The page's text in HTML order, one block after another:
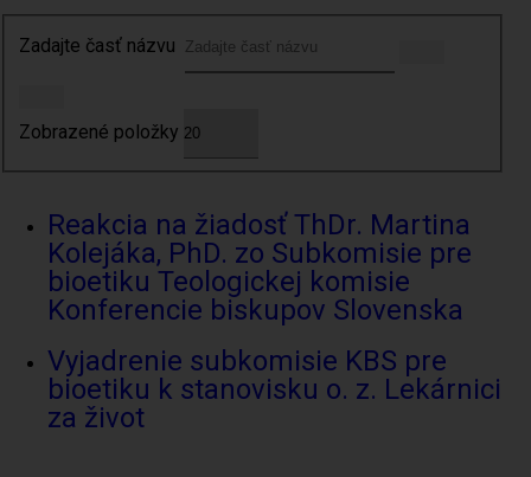
Zadajte časť názvu
Zobrazené položky
Reakcia na žiadosť ThDr. Martina
Kolejáka, PhD. zo Subkomisie pre
bioetiku Teologickej komisie
Konferencie biskupov Slovenska
Vyjadrenie subkomisie KBS pre
bioetiku k stanovisku o. z. Lekárnici
za život